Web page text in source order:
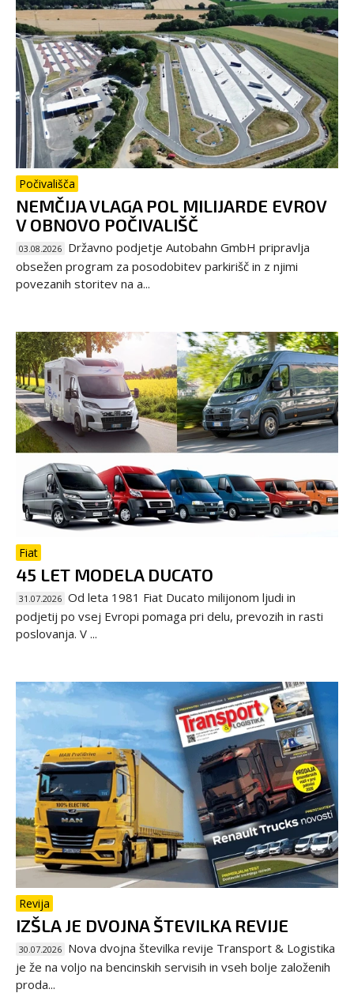
Počivališča
NEMČIJA VLAGA POL MILIJARDE EVROV
V OBNOVO POČIVALIŠČ
03.08.2026 Državno podjetje Autobahn GmbH pripravlja
obsežen program za posodobitev parkirišč in z njimi
povezanih storitev na a...
Fiat
45 LET MODELA DUCATO
31.07.2026 Od leta 1981 Fiat Ducato milijonom ljudi in
podjetij po vsej Evropi pomaga pri delu, prevozih in rasti
poslovanja. V ...
Revija
IZŠLA JE DVOJNA ŠTEVILKA REVIJE
30.07.2026 Nova dvojna številka revije Transport & Logistika
je že na voljo na bencinskih servisih in vseh bolje založenih
proda...